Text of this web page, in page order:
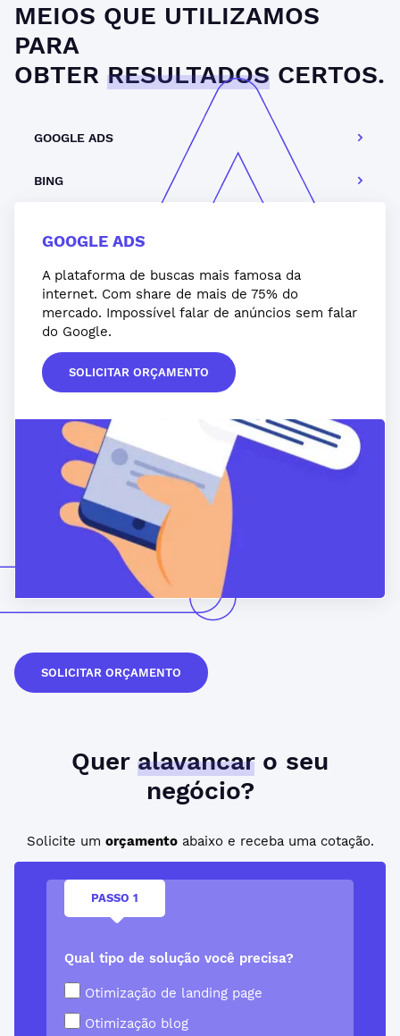
MEIOS QUE UTILIZAMOS
PARA
OBTER RESULTADOS CERTOS.
GOOGLE ADS
BING
GOOGLE ADS
A plataforma de buscas mais famosa da
internet. Com share de mais de 75% do
mercado. Impossível falar de anúncios sem falar
do Google.
SOLICITAR ORÇAMENTO
SOLICITAR ORÇAMENTO
Quer alavancaro seu
negócio?
Solicite um orçamentoabaixo e receba uma cotação.
PASSO 1
Qual tipo de solução você precisa?
Otimização de landing page
Otimização blog